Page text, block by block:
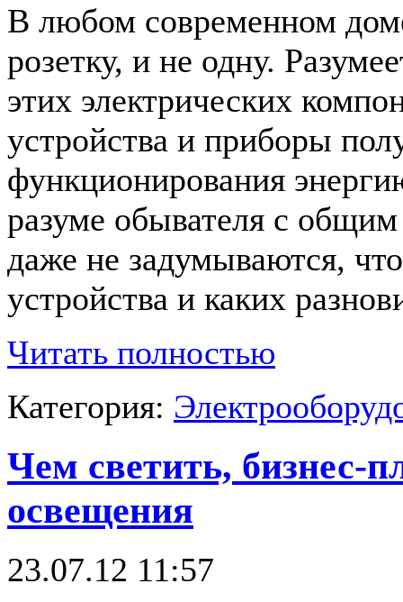
В любом современном
розетку, и не одну.
этих электрических
устройства и приборы
функционирования
разуме обывателя с
даже не задумываются,
устройства и каких
Читать полностью
Категория:
Чем светить, бизнес-
освещения
23.07.12 11:57